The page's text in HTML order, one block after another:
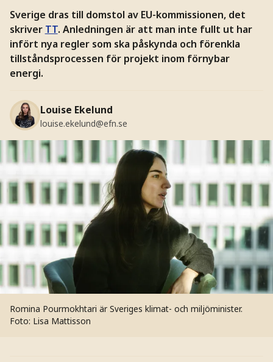
Sverige dras till domstol av EU-kommissionen, det
skriver TT. Anledningen är att man inte fullt ut har
infört nya regler som ska påskynda och förenkla
tillståndsprocessen för projekt inom förnybar
energi.
Louise Ekelund
louise.ekelund@efn.se
Romina Pourmokhtari är Sveriges klimat- och miljöminister.
Foto: Lisa Mattisson